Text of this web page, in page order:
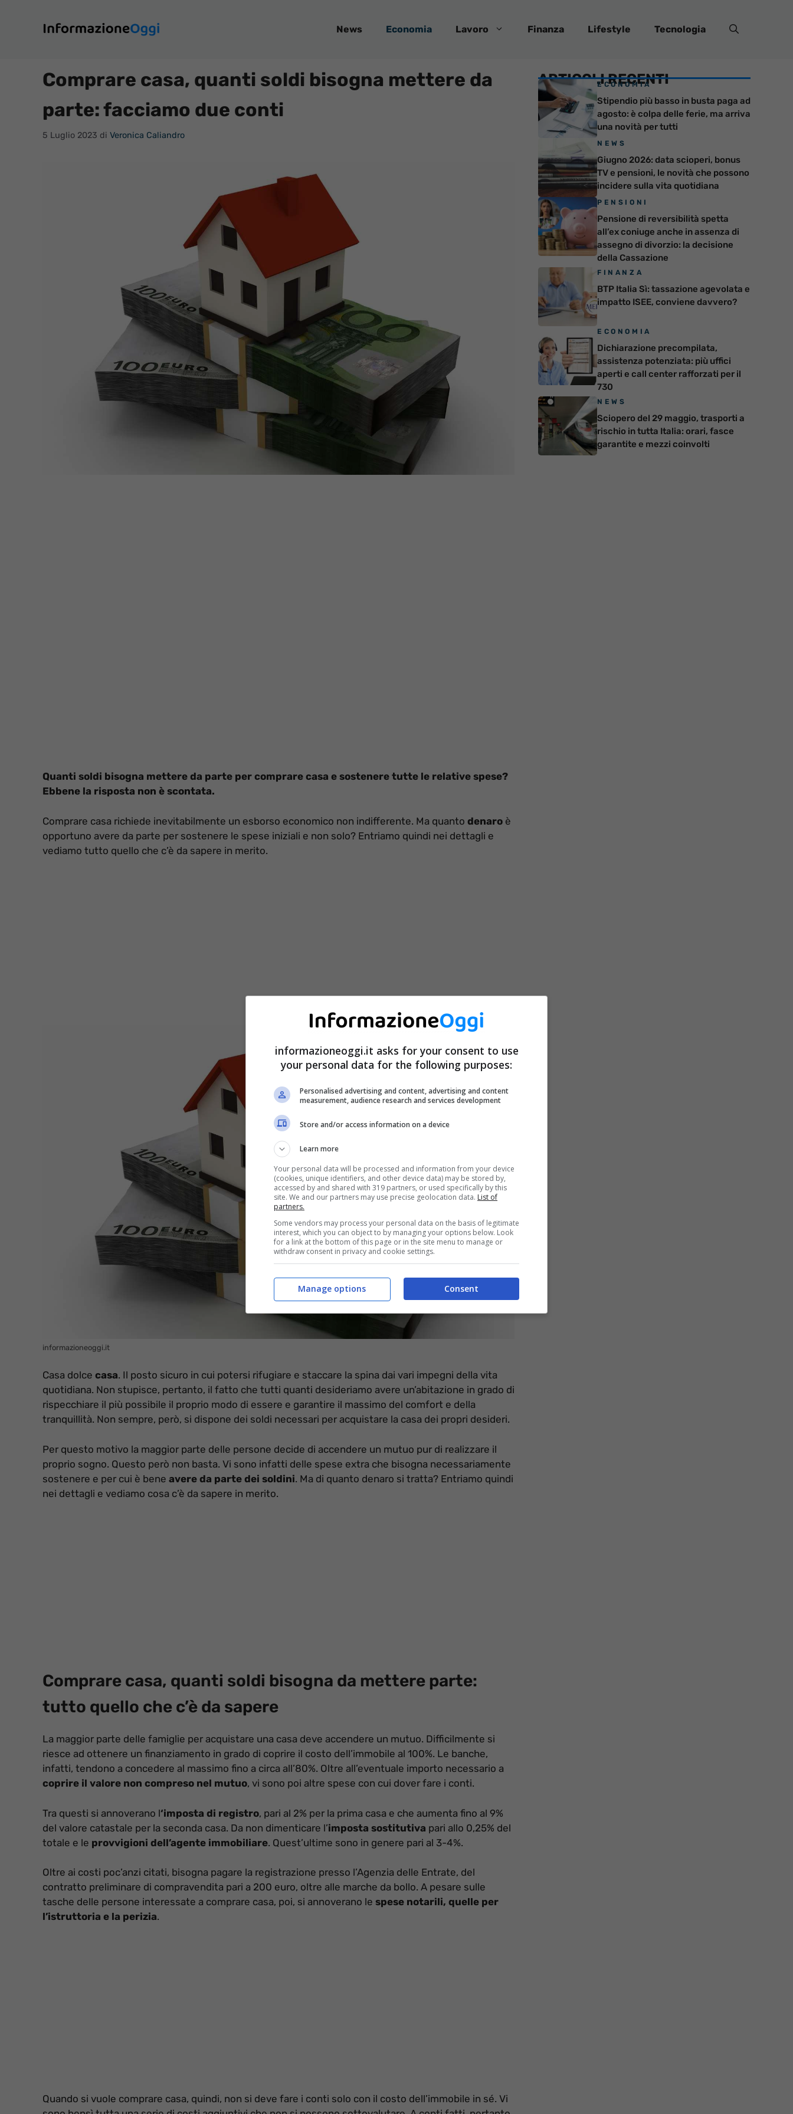
contenuto
News Economia Lavoro Finanza Lifestyle Tecnologia
Comprare casa, quanti soldi bisogna mettere da
parte: facciamo due conti
5 Luglio 2023 di Veronica Caliandro
Quanti soldi bisogna mettere da parte per comprare casa e sostenere tutte le relative spese?
Ebbene la risposta non è scontata.
Comprare casa richiede inevitabilmente un esborso economico non indifferente. Ma quanto denaro è
opportuno avere da parte per sostenere le spese iniziali e non solo? Entriamo quindi nei dettagli e
vediamo tutto quello che c’è da sapere in merito.
informazioneoggi.it
Casa dolce casa. Il posto sicuro in cui potersi rifugiare e staccare la spina dai vari impegni della vita
quotidiana. Non stupisce, pertanto, il fatto che tutti quanti desideriamo avere un’abitazione in grado di
rispecchiare il più possibile il proprio modo di essere e garantire il massimo del comfort e della
tranquillità. Non sempre, però, si dispone dei soldi necessari per acquistare la casa dei propri desideri.
Per questo motivo la maggior parte delle persone decide di accendere un mutuo pur di realizzare il
proprio sogno. Questo però non basta. Vi sono infatti delle spese extra che bisogna necessariamente
sostenere e per cui è bene avere da parte dei soldini. Ma di quanto denaro si tratta? Entriamo quindi
nei dettagli e vediamo cosa c’è da sapere in merito.
Comprare casa, quanti soldi bisogna da mettere parte:
tutto quello che c’è da sapere
La maggior parte delle famiglie per acquistare una casa deve accendere un mutuo. Difficilmente si
riesce ad ottenere un finanziamento in grado di coprire il costo dell’immobile al 100%. Le banche,
infatti, tendono a concedere al massimo fino a circa all’80%. Oltre all’eventuale importo necessario a
coprire il valore non compreso nel mutuo, vi sono poi altre spese con cui dover fare i conti.
Tra questi si annoverano l‘imposta di registro, pari al 2% per la prima casa e che aumenta fino al 9%
del valore catastale per la seconda casa. Da non dimenticare l’imposta sostitutiva pari allo 0,25% del
totale e le provvigioni dell’agente immobiliare. Quest’ultime sono in genere pari al 3-4%.
Oltre ai costi poc’anzi citati, bisogna pagare la registrazione presso l’Agenzia delle Entrate, del
contratto preliminare di compravendita pari a 200 euro, oltre alle marche da bollo. A pesare sulle
tasche delle persone interessate a comprare casa, poi, si annoverano le spese notarili, quelle per
l’istruttoria e la perizia.
Quando si vuole comprare casa, quindi, non si deve fare i conti solo con il costo dell’immobile in sé. Vi
ARTICOLI RECENTI
ECONOMIA
Stipendio più basso in busta paga ad
agosto: è colpa delle ferie, ma arriva
una novità per tutti
NEWS
Giugno 2026: data scioperi, bonus
TV e pensioni, le novità che possono
incidere sulla vita quotidiana
PENSIONI
Pensione di reversibilità spetta
all’ex coniuge anche in assenza di
assegno di divorzio: la decisione
della Cassazione
FINANZA
BTP Italia Sì: tassazione agevolata e
impatto ISEE, conviene davvero?
ECONOMIA
Dichiarazione precompilata,
assistenza potenziata: più uffici
aperti e call center rafforzati per il
730
NEWS
Sciopero del 29 maggio, trasporti a
rischio in tutta Italia: orari, fasce
garantite e mezzi coinvolti
informazioneoggi.it asks for your consent to use
your personal data for the following purposes:
Personalised advertising and content, advertising and content
measurement, audience research and services development
Store and/or access information on a device
Learn more
Your personal data will be processed and information from your device
(cookies, unique identifiers, and other device data) may be stored by,
accessed by and shared with 319 partners, or used specifically by this
site. We and our partners may use precise geolocation data. List of
partners.
Some vendors may process your personal data on the basis of legitimate
interest, which you can object to by managing your options below. Look
for a link at the bottom of this page or in the site menu to manage or
withdraw consent in privacy and cookie settings.
Consent
Manage options